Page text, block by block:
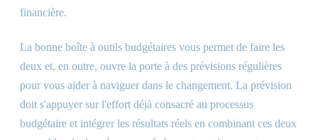
financière.
La bonne boîte à outils budgétaires vous permet de faire les
deux et, en outre, ouvre la porte à des prévisions régulières
pour vous aider à naviguer dans le changement. La prévision
doit s'appuyer sur l'effort déjà consacré au processus
budgétaire et intégrer les résultats réels en combinant ces deux